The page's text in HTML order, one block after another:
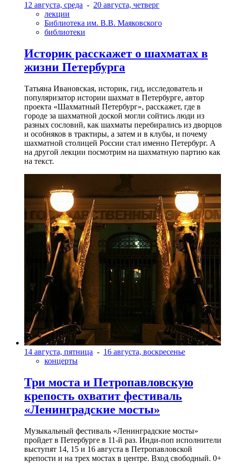
12 августа, среда - 20 августа, четверг
лекции
Библиотека им. В.В. Маяковского
библиотеки
Историк расскажет о шахматах в
жизни Петербурга
Татьяна Ивановская, историк, гид, исследователь и
популяризатор истории шахмат в Петербурге, автор
проекта «Шахматный Петербург», расскажет, где в
городе за шахматной доской могли сойтись люди из
разных сословий, как шахматы перебирались из дворцов
и особняков в трактиры, а затем и в клубы, и почему
шахматной столицей России стал именно Петербург. А
на другой лекции посмотрим на шахматную партию как
на текст.
14 августа, пятница - 16 августа, воскресенье
концерты
Три моста и Петропавловскую
крепость охватит фестиваль
«Ленинградские мосты»
Музыкальный фестиваль «Ленинградские мосты»
пройдет в Петербурге в 11-й раз. Инди-поп исполнители
выступят 14, 15 и 16 августа в Петропавловской
крепости и на трех мостах в центре. Вход свободный. 0+